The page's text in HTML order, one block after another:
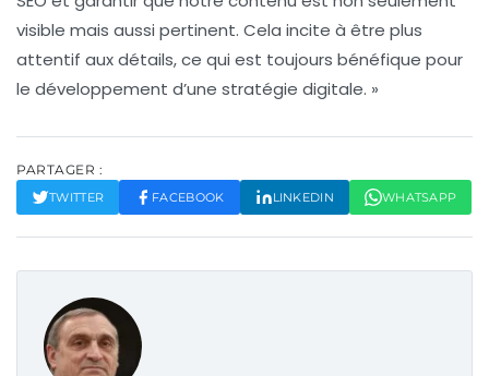
visible mais aussi pertinent. Cela incite à être plus
attentif aux détails, ce qui est toujours bénéfique pour
le développement d’une stratégie digitale. »
PARTAGER :
TWITTER FACEBOOK LINKEDIN WHATSAPP